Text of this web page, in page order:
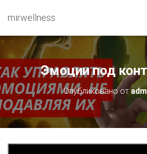
mirwellness
Эмоции под
Опубликовано от